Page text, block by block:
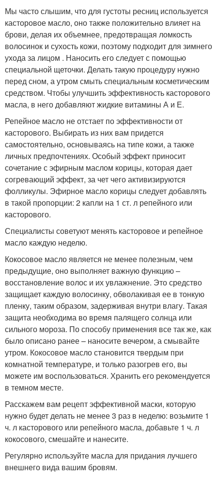
Мы часто слышим, что для густоты ресниц используется
касторовое масло, оно также положительно влияет на
брови, делая их объемнее, предотвращая ломкость
волосинок и сухость кожи, поэтому подходит для зимнего
ухода за лицом . Наносить его следует с помощью
специальной щеточки. Делать такую процедуру нужно
перед сном, а утром смыть специальным косметическим
средством. Чтобы улучшить эффективность касторового
масла, в него добавляют жидкие витамины А и Е.
Репейное масло не отстает по эффективности от
касторового. Выбирать из них вам придется
самостоятельно, основываясь на типе кожи, а также
личных предпочтениях. Особый эффект приносит
сочетание с эфирным маслом корицы, которая дает
согревающий эффект, за чет чего активизируются
фолликулы. Эфирное масло корицы следует добавлять
в такой пропорции: 2 капли на 1 ст. л репейного или
касторового.
Специалисты советуют менять касторовое и репейное
масло каждую неделю.
Кокосовое масло является не менее полезным, чем
предыдущие, оно выполняет важную функцию –
восстановление волос и их увлажнение. Это средство
защищает каждую волосинку, обволакивая ее в тонкую
пленку, таким образом, задерживая внутри влагу. Такая
защита необходима во время палящего солнца или
сильного мороза. По способу применения все так же, как
было описано ранее – наносите вечером, а смывайте
утром. Кокосовое масло становится твердым при
комнатной температуре, и только разогрев его, вы
можете им воспользоваться. Хранить его рекомендуется
в темном месте.
Расскажем вам рецепт эффективной маски, которую
нужно будет делать не менее 3 раз в неделю: возьмите 1
ч. л касторового или репейного масла, добавьте 1 ч. л
кокосового, смешайте и нанесите.
Регулярно используйте масла для придания лучшего
внешнего вида вашим бровям.